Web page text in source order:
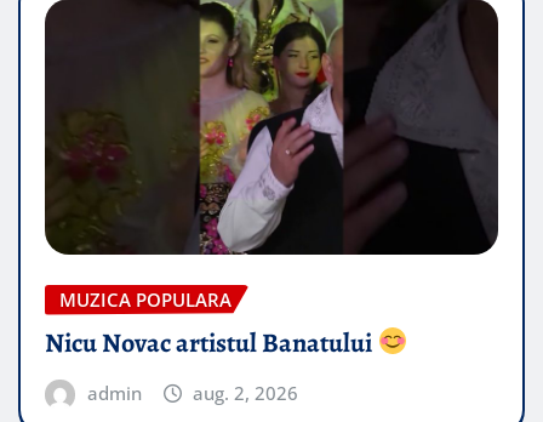
MUZICA POPULARA
Nicu Novac artistul Banatului
admin aug. 2, 2026